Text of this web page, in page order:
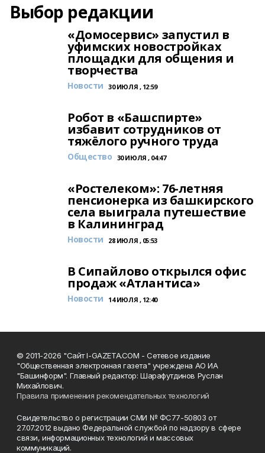
Выбор редакции
«Домосервис» запустил в
уфимских новостройках
площадки для общения и
творчества
Новости 30 ИЮЛЯ , 12:59
Робот в «Башспирте»
избавит сотрудников от
тяжёлого ручного труда
Общество 30 ИЮЛЯ , 04:47
«Ростелеком»: 76-летняя
пенсионерка из башкирского
села выиграла путешествие
в Калининград
Новости 28 ИЮЛЯ , 05:53
В Сипайлово открылся офис
продаж «Атлантиса»
Новости 14 ИЮЛЯ , 12:40
© 2011-2026 "Сайт I-GAZETA.COM - Сетевое издание
"Общественная электронная газета" учреждена АО ИА
"Башинформ". Главный редактор: Шарафутдинов Руслан
Михайлович.
Правила применения рекомендательных технологий
Свидетельство о регистрации СМИ № ФС77-50803 от
27.07.2012 выдано Федеральной службой по надзору в сфере
связи, информационных технологий и массовых
коммуникаций.